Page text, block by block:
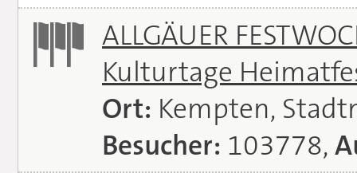
ALLGÄUER
Kulturtage
Ort: Kempten,
Besucher: 103778,